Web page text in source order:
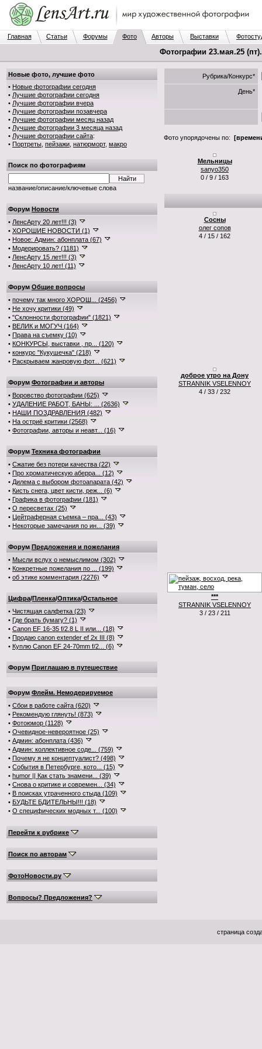
Главная Статьи Форумы Фото Авторы Выставки
Фотографии 23.мая.25
Новые фото, лучшие фото
• Новые фотографии сегодня
• Лучшие фотографии сегодня
• Лучшие фотографии вчера
• Лучшие фотографии позавчера
• Лучшие фотографии месяц назад
• Лучшие фотографии 3 месяца назад
• Лучшие фотографии сайта:
• Портреты пейзажи натюрморт, макро
Поиск по фотографиям
название/описание/ключевые слова
Форум Новости
• ЛенсАрту 20 лет!!! (3)
• ХОРОШИЕ НОВОСТИ (1)
• Новое: Админ: абонплата (67)
• Модерировать? (1181)
• ЛенсАрту 15 лет!!! (3)
• ЛенсАрту 10 лет! (11)
Форум Общие вопросы
• почему так много ХОРОШ... (2456)
• Не хочу критики (49)
• "Склонности фотографии" (1821)
• ВЕЛИК и МОГУЧ (164)
• Права на съемку (10)
• КОНКУРСЫ, выставки , пр... (120)
• конкурс "Кукушечка" (218)
• Раскрываем жанровую фот... (621)
Форум Фотографии и авторы
• Воровство фотографии (625)
• УДАЛЕНИЕ РАБОТ, БАНЫ: ... (2636)
• НАШИ ПОЗДРАВЛЕНИЯ (482)
• На остриё критики (2568)
• Фотографии, авторы и неавт... (16)
Форум Техника фотографии
• Сжатие без потери качества (22)
• Про хроматическую аберра... (12)
• Дилема с выбором фотоапарата (42)
• Кисть снега, цвет кисти, реж... (6)
• Графика в фотографии (181)
• О пересветах (25)
• Цейтраферная съемка – пра... (43)
• Некоторые замечания по ин... (39)
Форум Предложения и пожелания
• Мысли вслух о немыслимом (302)
• Конкретные пожелания по ... (199)
• об этике комментария (2276)
Цифра/Пленка/Оптика/Остальное
• Чистящая салфетка (23)
• Где брать бумагу? (1)
• Canon EF 16-35 f/2.8 L II или... (18)
• Продаю canon extender ef 2x III (8)
• Куплю Canon EF 24-70mm f/2... (6)
Форум Приглашаю в путешествие
Форум Флейм. Немодерируемое
• Сбои в работе сайта (620)
• Рекомендую глянуть! (873)
• Фотоюмор (1128)
• Очевидное-невероятное (25)
• Админ: абонплата (436)
• Админ: коллективное соде... (759)
• Почему я не концептуалист? (498)
• События в Петербурге, кото... (15)
• humor || Как стать знамени... (39)
• Снова о критике и современ... (34)
• В поисках утраченного стыда (109)
• БУДЬТЕ БДИТЕЛЬНЫ!!! (18)
• О специфических модных т... (100)
Перейти к рубрике
Поиск по авторам
ФотоНовости.ру
Вопросы? Предложения?
Рубрика/Конкурс*
День*
Фото упорядочены по:
Мельницы
sanyo350
0 / 9 / 163
Сосны
олег сопов
4 / 15 / 162
доброе утро на Дону
STRANNIK VSELENNOY
4 / 33 / 232
***
STRANNIK VSELENNOY
3 / 23 / 211
страница